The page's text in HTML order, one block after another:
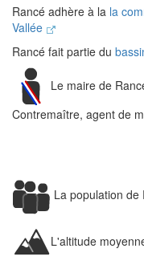
Rancé adhère à la la
Vallée
Rancé fait partie du
Le maire de
Contremaître, agent de
La population de
L'altitude